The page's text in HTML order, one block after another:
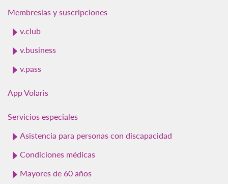
Membresías y suscripciones
v.club
v.business
v.pass
App Volaris
Servicios especiales
Asistencia para personas con discapacidad
Condiciones médicas
Mayores de 60 años